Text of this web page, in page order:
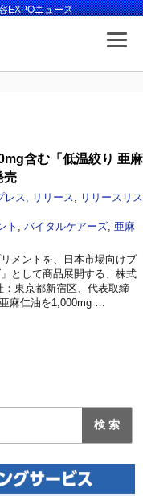
EXPOニュース
含む「低温絞り 亜麻
売
レス リリース
リリースリス
ト バイタルケアーズ 亜麻
メントを、日本市場向けブ
として商品展開する、株式
東京都新宿区、代表取締
麻仁油を1,000mg …